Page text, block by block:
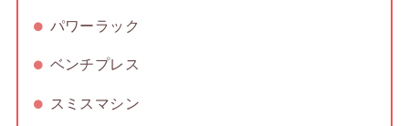
パワーラック
ベンチプレス
スミスマシン